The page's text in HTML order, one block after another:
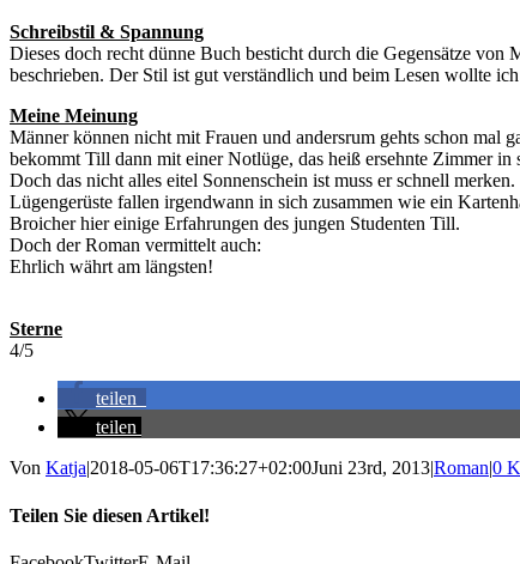
Schreibstil & Spannung
Dieses doch recht dünne Buch besticht durch die Gegensätze
beschrieben. Der Stil ist gut verständlich und beim Lesen wollte
Meine Meinung
Männer können nicht mit Frauen und andersrum gehts schon
bekommt Till dann mit einer Notlüge, das heiß ersehnte Zimmer in
Doch das nicht alles eitel Sonnenschein ist muss er schnell merken.
Lügengerüste fallen irgendwann in sich zusammen wie ein
Broicher hier einige Erfahrungen des jungen Studenten Till.
Doch der Roman vermittelt auch:
Ehrlich währt am längsten!
Sterne
4/5
teilen
teilen
Von Katja|2018-05-06T17:36:27+02:00Juni 23rd, 2013|Roman|0
Teilen Sie diesen Artikel!